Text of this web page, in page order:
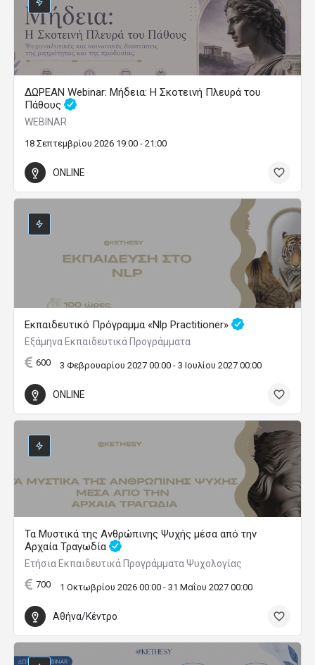
ΔΩΡΕΑΝ Webinar: Μήδεια: Η Σκοτεινή Πλευρά του
Πάθους
WEBINAR
18 Σεπτεμβρίου 2026 19:00 - 21:00
ONLINE
Εκπαιδευτικό Πρόγραμμα «Nlp Practitioner»
Εξάμηνα Εκπαιδευτικά Προγράμματα
600 3 Φεβρουαρίου 2027 00:00 - 3 Ιουλίου 2027 00:00
ONLINE
Τα Μυστικά της Ανθρώπινης Ψυχής μέσα από την
Αρχαία Τραγωδία
Ετήσια Εκπαιδευτικά Προγράμματα Ψυχολογίας
700 1 Οκτωβρίου 2026 00:00 - 31 Μαΐου 2027 00:00
Αθήνα/Κέντρο